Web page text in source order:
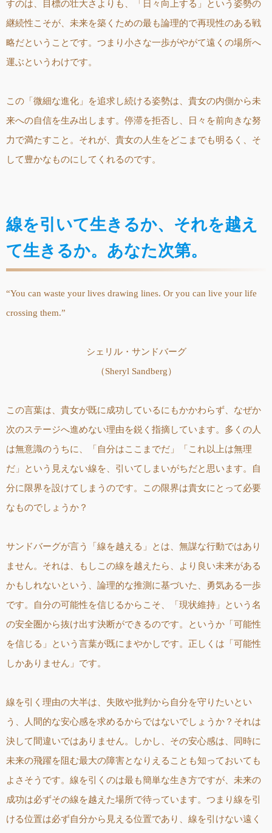
すのは、目標の壮大さよりも、「日々向上する」という姿勢の
継続性こそが、未来を築くための最も論理的で再現性のある戦
略だということです。つまり小さな一歩がやがて遠くの場所へ
運ぶというわけです。
この「微細な進化」を追求し続ける姿勢は、貴女の内側から未
来への自信を生み出します。停滞を拒否し、日々を前向きな努
力で満たすこと。それが、貴女の人生をどこまでも明るく、そ
して豊かなものにしてくれるのです。
線を引いて生きるか、それを越え
て生きるか。あなた次第。
“You can waste your lives drawing lines. Or you can live your life
crossing them.”
シェリル・サンドバーグ
（Sheryl Sandberg）
この言葉は、貴女が既に成功しているにもかかわらず、なぜか
次のステージへ進めない理由を鋭く指摘しています。多くの人
は無意識のうちに、「自分はここまでだ」「これ以上は無理
だ」という見えない線を、引いてしまいがちだと思います。自
分に限界を設けてしまうのです。この限界は貴女にとって必要
なものでしょうか？
サンドバーグが言う「線を越える」とは、無謀な行動ではあり
ません。それは、もしこの線を越えたら、より良い未来がある
かもしれないという、論理的な推測に基づいた、勇気ある一歩
です。自分の可能性を信じるからこそ、「現状維持」という名
の安全圏から抜け出す決断ができるのです。というか「可能性
を信じる」という言葉が既にまやかしです。正しくは「可能性
しかありません」です。
線を引く理由の大半は、失敗や批判から自分を守りたいとい
う、人間的な安心感を求めるからではないでしょうか？それは
決して間違いではありません。しかし、その安心感は、同時に
未来の飛躍を阻む最大の障害となりえることも知っておいても
よさそうです。線を引くのは最も簡単な生き方ですが、未来の
成功は必ずその線を越えた場所で待っています。つまり線を引
ける位置は必ず自分から見える位置であり、線を引けない遠く